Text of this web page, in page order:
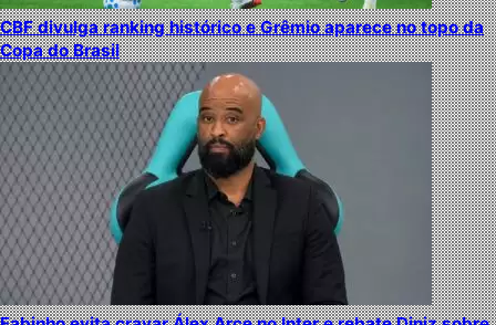
CBF divulga ranking histórico e Grêmio aparece no topo da
Copa do Brasil